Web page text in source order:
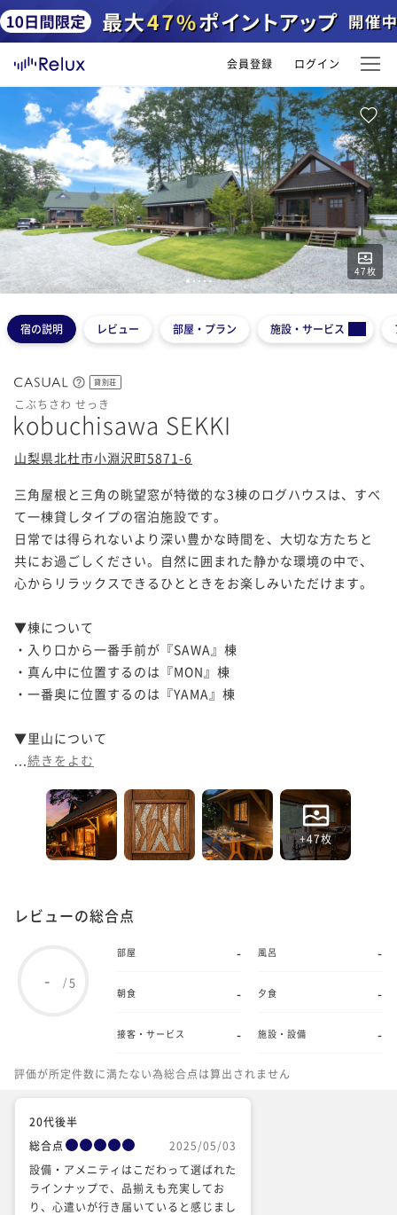
会員登録 ログイン
47枚
1 2345
宿の説明 レビュー 部屋・プラン 施設・サービス
貸別荘
こぶちさわ せっき
kobuchisawa SEKKI
山梨県北杜市小淵沢町5871-6
三角屋根と三角の眺望窓が特徴的な3棟のログハウスは、すべ
て一棟貸しタイプの宿泊施設です。
日常では得られないより深い豊かな時間を、大切な方たちと
共にお過ごしください。自然に囲まれた静かな環境の中で、
心からリラックスできるひとときをお楽しみいただけます。
▼棟について
・入り口から一番手前が『SAWA』棟
・真ん中に位置するのは『MON』棟
・一番奥に位置するのは『YAMA』棟
▼里山について
続きをよむ
+47枚
レビューの総合点
- /5
部屋 - 風呂 -
朝食 - 夕食 -
接客・サービス - 施設・設備 -
評価が所定件数に満たない為総合点は算出されません
20代後半
総合点
2025/05/03
設備・アメニティはこだわって選ばれた
ラインナップで、品揃えも充実してお
り、心遣いが行き届いていると感じまし